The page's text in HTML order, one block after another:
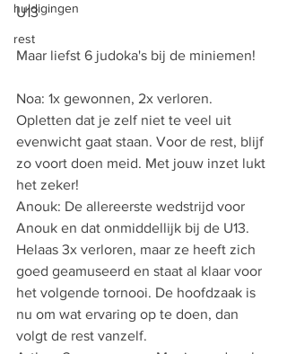
huldigingen
rest
U13
Maar liefst 6 judoka's bij de miniemen!
Noa: 1x gewonnen, 2x verloren.
Opletten dat je zelf niet te veel uit
evenwicht gaat staan. Voor de rest, blijf
zo voort doen meid. Met jouw inzet lukt
het zeker!
Anouk: De allereerste wedstrijd voor
Anouk en dat onmiddellijk bij de U13.
Helaas 3x verloren, maar ze heeft zich
goed geamuseerd en staat al klaar voor
het volgende tornooi. De hoofdzaak is
nu om wat ervaring op te doen, dan
volgt de rest vanzelf.